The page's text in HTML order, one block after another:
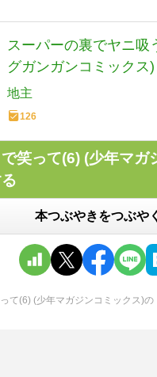
スーパーの裏でヤニ吸
グガンガンコミックス)
地主
126
笑って(6) (少年マガ
本つぶやきをつぶやく
て(6) (少年マガジンコミックス)の